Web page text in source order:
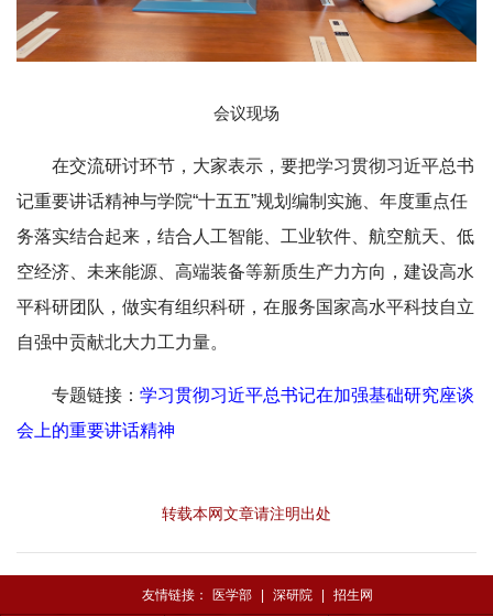
会议现场
在交流研讨环节，大家表示，要把学习贯彻习近平总书
记重要讲话精神与学院“十五五”规划编制实施、年度重点任
务落实结合起来，结合人工智能、工业软件、航空航天、低
空经济、未来能源、高端装备等新质生产力方向，建设高水
平科研团队，做实有组织科研，在服务国家高水平科技自立
自强中贡献北大力工力量。
专题链接： 学习贯彻习近平总书记在加强基础研究座谈
会上的重要讲话精神
转载本网文章请注明出处
友情链接： 医学部 深研院 招生网